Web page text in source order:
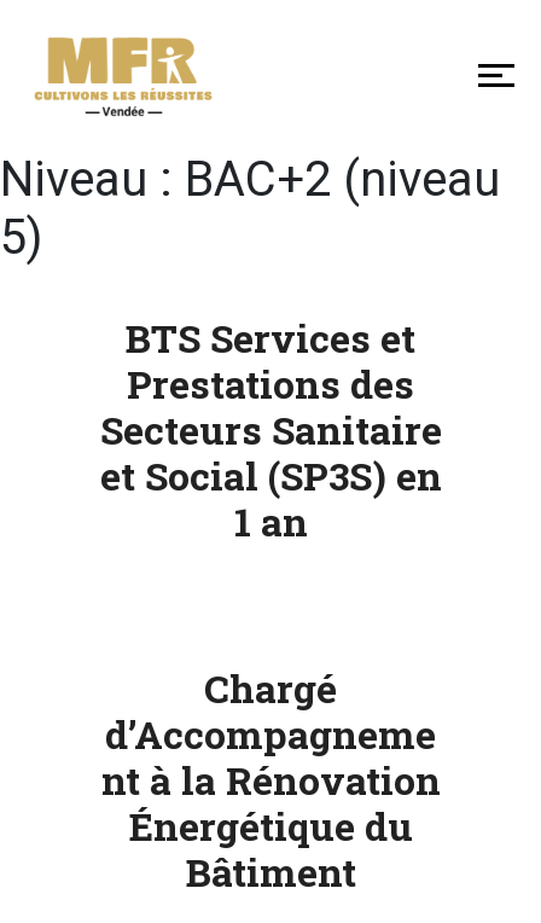
DÉCOUVRIR
NOS
MFR
MFR
TRAVAILLER
Niveau : BAC+2 (niveau
5)
BTS Services et
Prestations des
Secteurs Sanitaire
et Social (SP3S) en
1 an
Chargé
d’Accompagneme
nt à la Rénovation
Énergétique du
Bâtiment